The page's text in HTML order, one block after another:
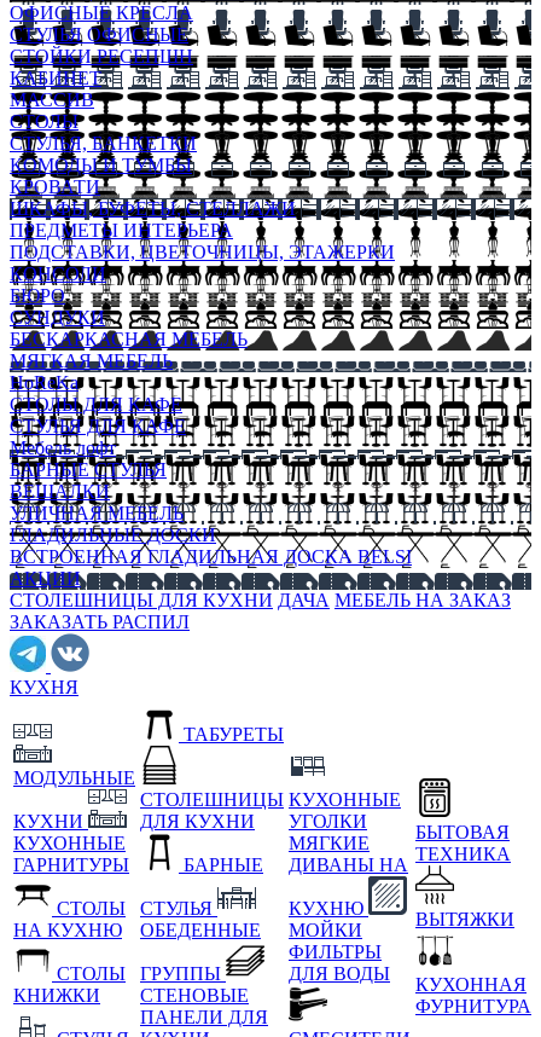
ОФИСНЫЕ КРЕСЛА
СТУЛЬЯ ОФИСНЫЕ
СТОЙКИ РЕСЕПШН
КАБИНЕТ
МАССИВ
СТОЛЫ
СТУЛЬЯ, БАНКЕТКИ
КОМОДЫ И ТУМБЫ
КРОВАТИ
ШКАФЫ, БУФЕТЫ, СТЕЛЛАЖИ
ПРЕДМЕТЫ ИНТЕРЬЕРА
ПОДСТАВКИ, ЦВЕТОЧНИЦЫ, ЭТАЖЕРКИ
КОНСОЛИ
БЮРО
СУНДУКИ
БЕСКАРКАСНАЯ МЕБЕЛЬ
МЯГКАЯ МЕБЕЛЬ
HoReKa
СТОЛЫ ДЛЯ КАФЕ
СТУЛЬЯ ДЛЯ КАФЕ
Мебель лофт
БАРНЫЕ СТУЛЬЯ
ВЕШАЛКИ
УЛИЧНАЯ МЕБЕЛЬ
ГЛАДИЛЬНЫЕ ДОСКИ
ВСТРОЕННАЯ ГЛАДИЛЬНАЯ ДОСКА BELSI
АКЦИИ
СТОЛЕШНИЦЫ ДЛЯ КУХНИ ДАЧА МЕБЕЛЬ НА ЗАКАЗ
ЗАКАЗАТЬ РАСПИЛ
КУХНЯ
МОДУЛЬНЫЕ
КУХНИ
КУХОННЫЕ
ГАРНИТУРЫ
СТОЛЫ
НА КУХНЮ
СТОЛЫ
КНИЖКИ
ТАБУРЕТЫ
СТОЛЕШНИЦЫ
ДЛЯ КУХНИ
БАРНЫЕ
СТУЛЬЯ
ОБЕДЕННЫЕ
ГРУППЫ
СТЕНОВЫЕ
ПАНЕЛИ ДЛЯ
КУХОННЫЕ
УГОЛКИ
МЯГКИЕ
ДИВАНЫ НА
КУХНЮ
МОЙКИ
ФИЛЬТРЫ
ДЛЯ ВОДЫ
БЫТОВАЯ
ТЕХНИКА
ВЫТЯЖКИ
КУХОННАЯ
ФУРНИТУРА